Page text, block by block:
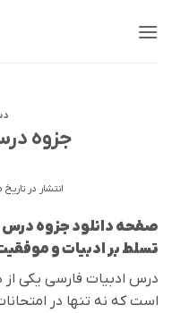
جزوه
انتشار در تاریخ
صفحه دانلود جزوه درس
تسلط بر ادبیات و
درس ادبیات فارسی یکی
است که نه تنها در